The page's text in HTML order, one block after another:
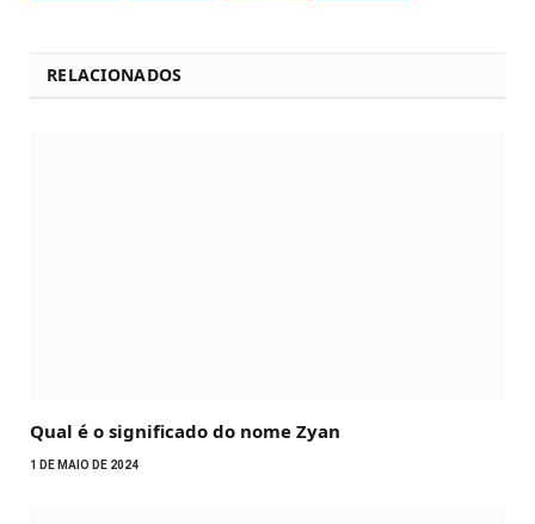
RELACIONADOS
Qual é o significado do nome Zyan
1 DE MAIO DE 2024